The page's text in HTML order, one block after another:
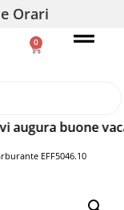
Orari
0
buone
EFF5046.10